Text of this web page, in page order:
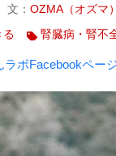
文： OZMA（オズマ）
る 腎臓病・腎不
ラボFacebookペー